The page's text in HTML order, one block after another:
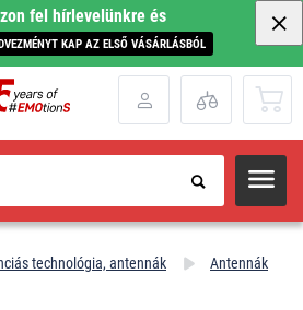
fel hírlevelünkre és
KAP AZ ELSŐ VÁSÁRLÁSBÓL
technológia, antennák Antennák